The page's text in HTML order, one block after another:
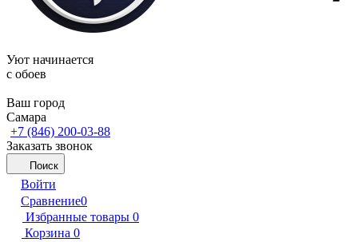
Уют начинается
c обоев
Ваш город
Самара
+7 (846) 200-03-88
Заказать звонок
Поиск
Войти
Сравнение0
Избранные товары 0
Корзина 0